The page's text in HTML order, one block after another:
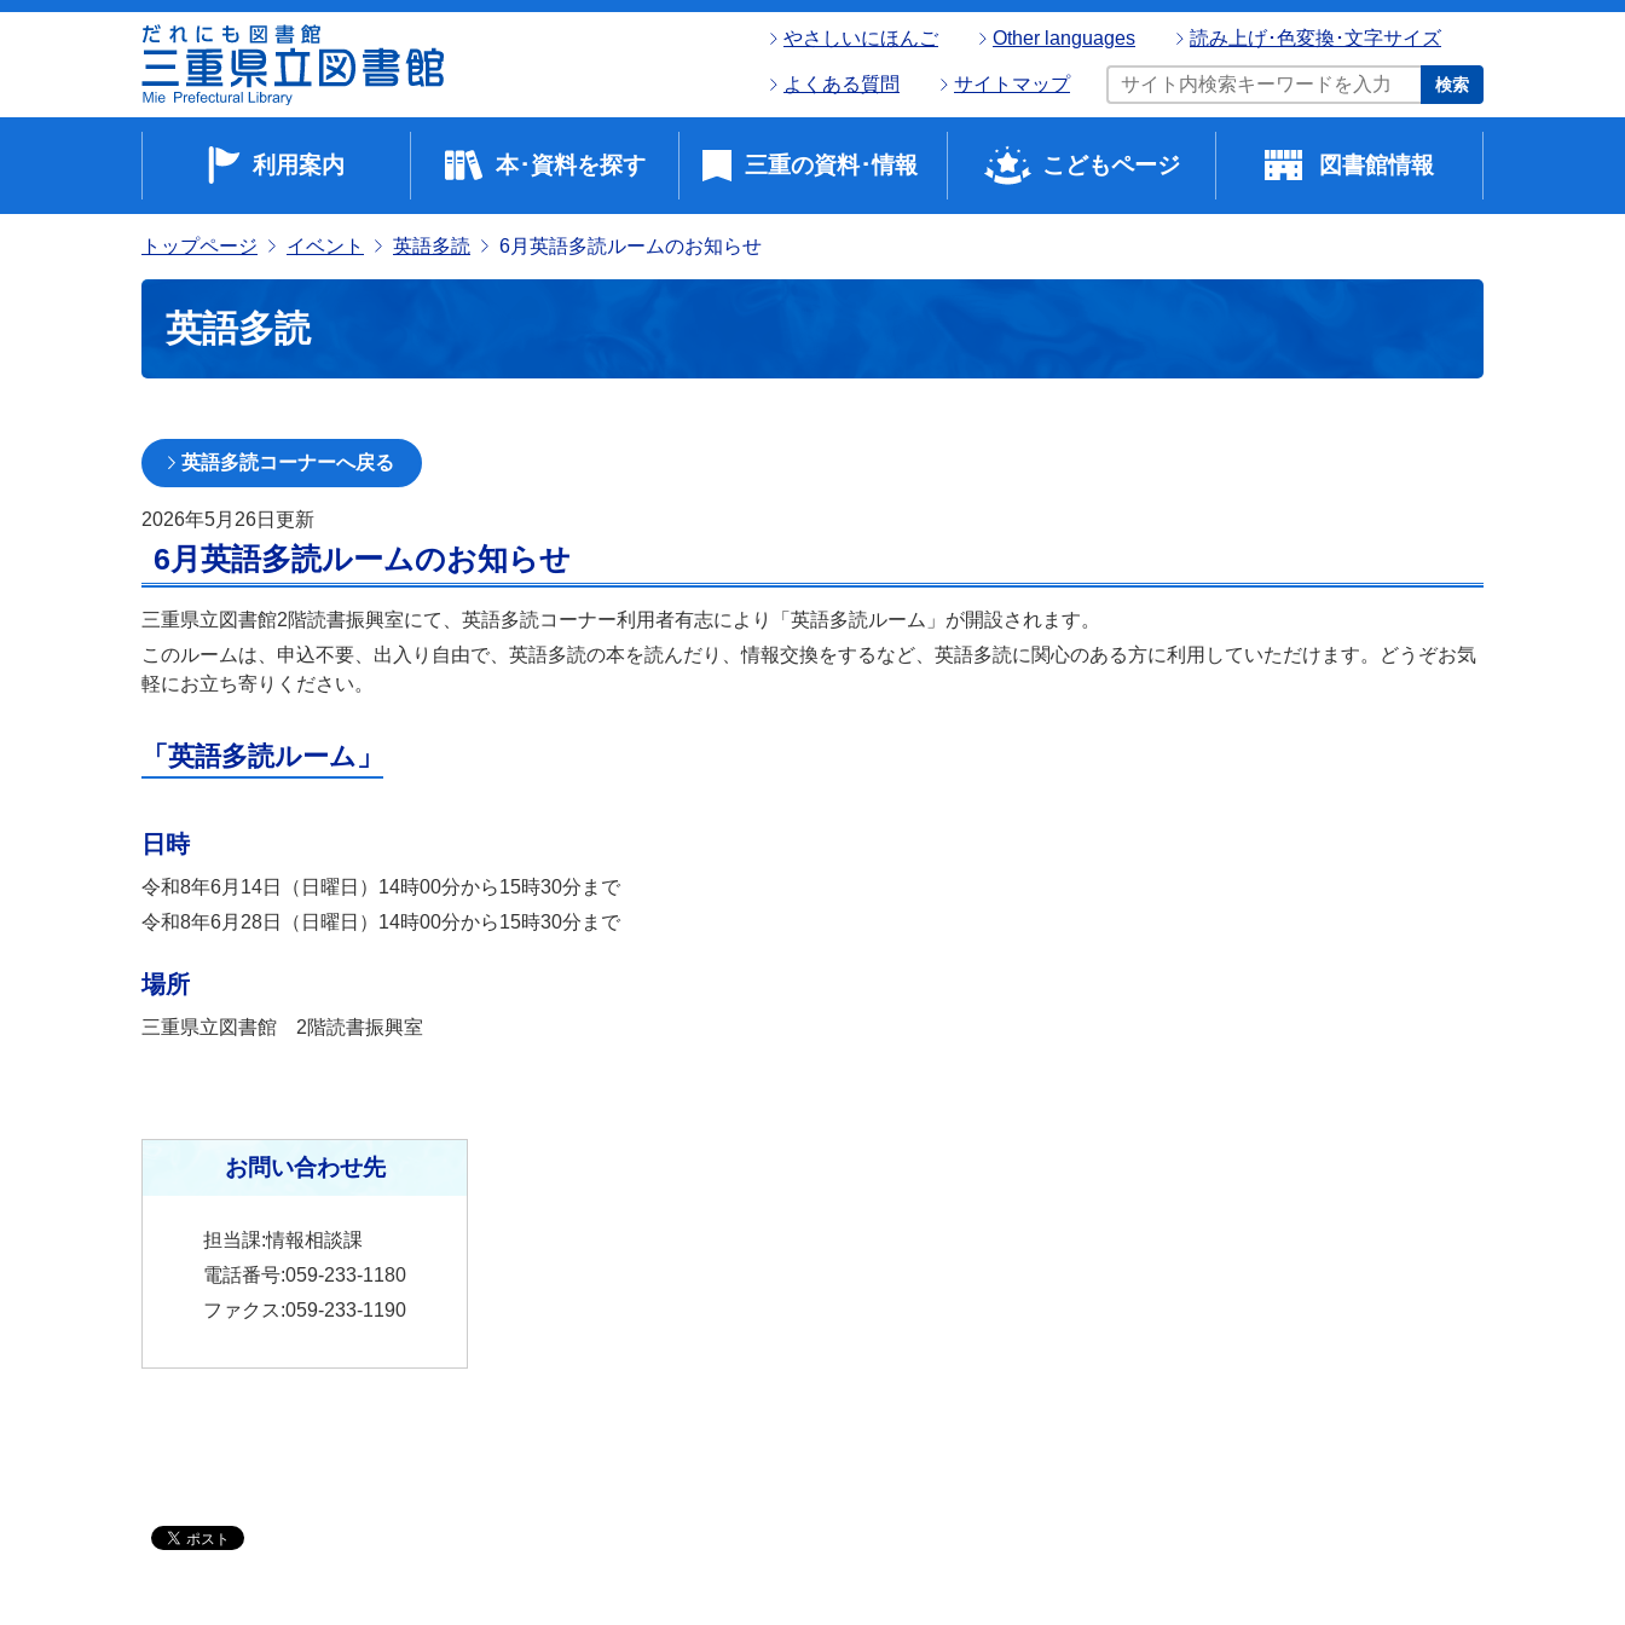
やさしいにほんご Other languages 読み上げ･色変換･文字サイズ
よくある質問 サイトマップ 検索
利用案内 本･資料を探す 三重の資料･情報 こどもページ 図書館情報
トップページ イベント 英語多読 6月英語多読ルームのお知らせ
英語多読
英語多読コーナーへ戻る
2026年5月26日 更新
6月英語多読ルームのお知らせ
三重県立図書館2階読書振興室にて、英語多読コーナー利用者有志により「英語多読ルーム」が開設されます。
このルームは、申込不要、出入り自由で、英語多読の本を読んだり、情報交換をするなど、英語多読に関心のある方に利用していただけます。どうぞお気
軽にお立ち寄りください。
「英語多読ルーム」
日時
令和8年6月14日（日曜日）14時00分から15時30分まで
令和8年6月28日（日曜日）14時00分から15時30分まで
場所
三重県立図書館 2階読書振興室
お問い合わせ先
担当課:情報相談課
電話番号:059-233-1180
ファクス:059-233-1190